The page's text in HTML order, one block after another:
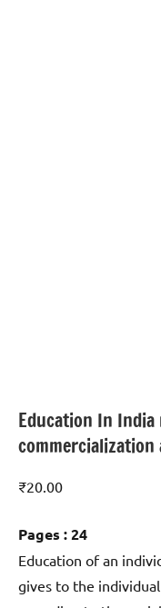
Education In
₹20.00
Pages : 24
Education of an
gives to the